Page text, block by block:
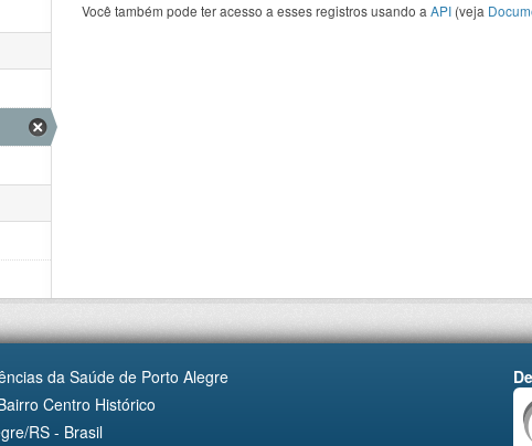
Você também pode ter acesso a esses registros usando a API (veja
da Saúde de Porto Alegre
Centro Histórico
RS - Brasil